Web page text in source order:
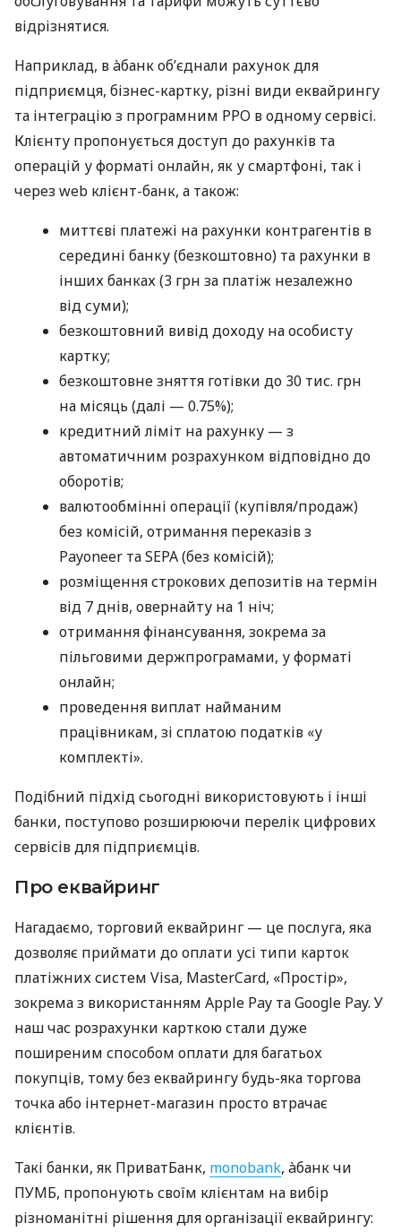
відрізнятися.
Наприклад, в àбанк об’єднали рахунок для
підприємця, бізнес-картку, різні види еквайрингу
та інтеграцію з програмним РРО в одному сервісі.
Клієнту пропонується доступ до рахунків та
операцій у форматі онлайн, як у смартфоні, так і
через web клієнт-банк, а також:
миттєві платежі на рахунки контрагентів в
середині банку (безкоштовно) та рахунки в
інших банках (3 грн за платіж незалежно
від суми);
безкоштовний вивід доходу на особисту
картку;
безкоштовне зняття готівки до 30 тис. грн
на місяць (далі — 0.75%);
кредитний ліміт на рахунку — з
автоматичним розрахунком відповідно до
оборотів;
валютообмінні операції (купівля/продаж)
без комісій, отримання переказів з
Payoneer та SEPA (без комісій);
розміщення строкових депозитів на термін
від 7 днів, овернайту на 1 ніч;
отримання фінансування, зокрема за
пільговими держпрограмами, у форматі
онлайн;
проведення виплат найманим
працівникам, зі сплатою податків «у
комплекті».
Подібний підхід сьогодні використовують і інші
банки, поступово розширюючи перелік цифрових
сервісів для підприємців.
Про еквайринг
Нагадаємо, торговий еквайринг — це послуга, яка
дозволяє приймати до оплати усі типи карток
платіжних систем Visa, MasterCard, «Простір»,
зокрема з використанням Apple Pay та Google Pay. У
наш час розрахунки карткою стали дуже
поширеним способом оплати для багатьох
покупців, тому без еквайрингу будь-яка торгова
точка або інтернет-магазин просто втрачає
клієнтів.
Такі банки, як ПриватБанк, monobank, àбанк чи
ПУМБ, пропонують своїм клієнтам на вибір
різноманітні рішення для організації еквайрингу: